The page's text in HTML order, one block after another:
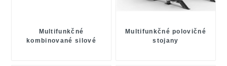
Multifunkčné
kombinované silové
Multifunkčné polovičné
stojany